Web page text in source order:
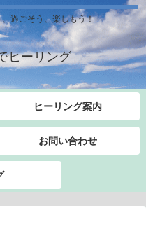
過ごそう、楽しもう！
ヒーリング
ヒーリング案内
お問い合わせ